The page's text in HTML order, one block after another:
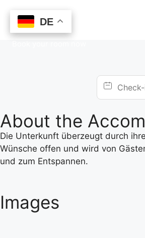
About the
Die Unterkunft überzeugt durch
Wünsche offen und wird von
und zum Entspannen.
Images
DE
DE